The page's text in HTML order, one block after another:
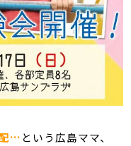
… という広島ママ、